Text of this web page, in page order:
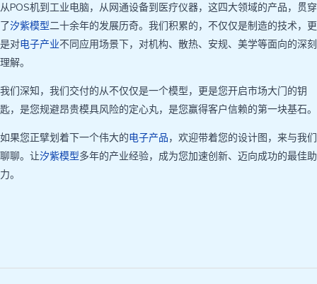
从POS机到工业电脑，从网通设备到医疗仪器，这四大领域的产品，贯穿
了汐紫模型二十余年的发展历奇。我们积累的，不仅仅是制造的技术，更
是对电子产业不同应用场景下，对机构、散热、安规、美学等面向的深刻
理解。
我们深知，我们交付的从不仅仅是一个模型，更是您开启市场大门的钥
匙，是您规避昂贵模具风险的定心丸，是您赢得客户信赖的第一块基石。
如果您正擘划着下一个伟大的电子产品，欢迎带着您的设计图，来与我们
聊聊。让汐紫模型多年的产业经验，成为您加速创新、迈向成功的最佳助
力。